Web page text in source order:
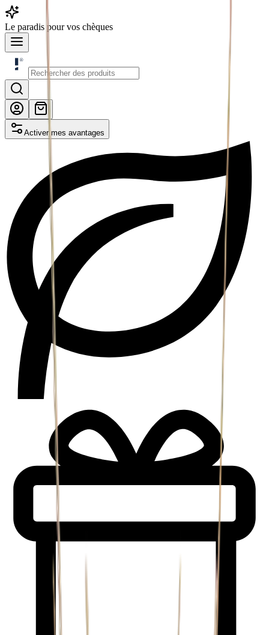
Le paradis pour vos chèques
Activer mes avantages